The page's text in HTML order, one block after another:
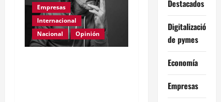
Empresas
Internacional
Nacional
Opinión
Destacados
Digitalización
de pymes
Economía
Empresas